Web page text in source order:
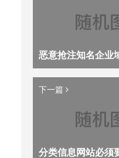
恶意抢注知名企业
下一篇
分类信息网站必须